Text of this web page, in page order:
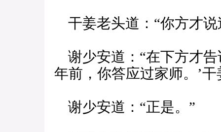
干姜老头道：“你方才说
谢少安道：“在下方才
年前，你答应过家师。’
谢少安道：“正是。”